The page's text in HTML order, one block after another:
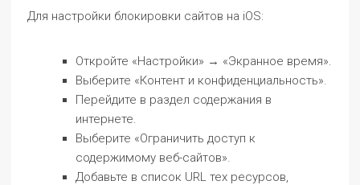
Для настройки блокировки сайтов на iOS:
Откройте «Настройки» → «Экранное время».
Выберите «Контент и конфиденциальность».
Перейдите в раздел содержания в
интернете.
Выберите «Ограничить доступ к
содержимому веб-сайтов».
Добавьте в список URL тех ресурсов,